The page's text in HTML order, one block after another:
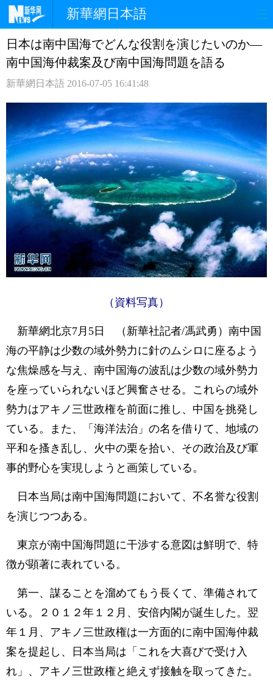
新華網日本語
ホームページ 政治 経済
写真
中日対訳
日本は南中国海でどんな役割を演じたいのか—
南中国海仲裁案及び南中国海問題を語る
新華網日本語 2016-07-05 16:41:48
（資料写真）
新華網北京7月5日 （新華社記者/馮武勇）南中国
海の平静は少数の域外勢力に針のムシロに座るよう
な焦燥感を与え、南中国海の波乱は少数の域外勢力
を座っていられないほど興奮させる。これらの域外
勢力はアキノ三世政権を前面に推し、中国を挑発し
ている。また、「海洋法治」の名を借りて、地域の
平和を搔き乱し、火中の栗を拾い、その政治及び軍
事的野心を実現しようと画策している。
日本当局は南中国海問題において、不名誉な役割
を演じつつある。
東京が南中国海問題に干渉する意図は鮮明で、特
徴が顕著に表れている。
第一、謀ることを溜めてもう長くて、準備されて
いる。２０１２年１２月、安倍内閣が誕生した。翌
年１月、アキノ三世政権は一方面的に南中国海仲裁
案を提起し、日本当局は「これを大喜びで受け入
れ」、アキノ三世政権と絶えず接触を取ってきた。